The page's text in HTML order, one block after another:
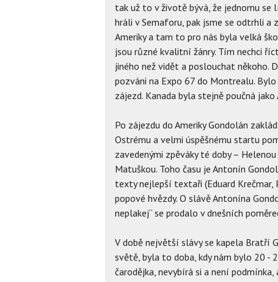
tak už to v životě bývá, že jednomu
hráli v Semaforu, pak jsme se odtrhli a
Ameriky a tam to pro nás byla velká
jsou různé kvalitní žánry. Tím nechci
jiného než vidět a poslouchat někoho.
pozváni na Expo 67 do Montrealu.
zájezd. Kanada byla stejně poučná
Po zájezdu do Ameriky Gondolán
Ostrému a velmi úspěšnému startu
zavedenými zpěváky té doby –
Matuškou. Toho času je Antonín
texty nejlepší textaři (Eduard
popové hvězdy. O slávě Antonína
neplakej“ se prodalo v dnešních
V době největší slávy se kapela Bratří
světě, byla to doba, kdy nám bylo 20 -
čarodějka, nevybírá si a není